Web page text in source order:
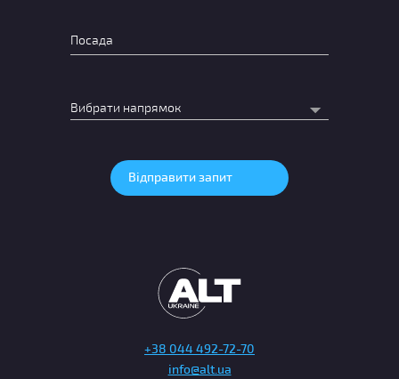
+38 044 492-72-70
info@alt.ua